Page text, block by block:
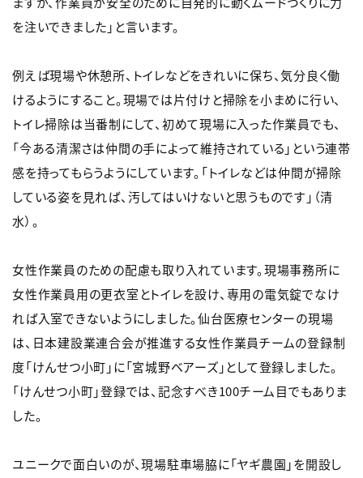
を注いできました」と言います。
例えば現場や休憩所、トイレなどをきれいに保ち、気分良く働
けるようにすること。現場では片付けと掃除を小まめに行い、
トイレ掃除は当番制にして、初めて現場に入った作業員でも、
「今ある清潔さは仲間の手によって維持されている」という連帯
感を持ってもらうようにしています。「トイレなどは仲間が掃除
している姿を見れば、汚してはいけないと思うものです」（清
水）。
女性作業員のための配慮も取り入れています。現場事務所に
女性作業員用の更衣室とトイレを設け、専用の電気錠でなけ
れば入室できないようにしました。仙台医療センターの現場
は、日本建設業連合会が推進する女性作業員チームの登録制
度「けんせつ小町」に「宮城野ベアーズ」として登録しました。
「けんせつ小町」登録では、記念すべき100チーム目でもありま
した。
ユニークで面白いのが、現場駐車場脇に「ヤギ農園」を開設し